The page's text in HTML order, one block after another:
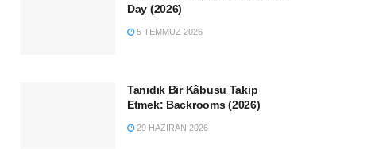
Day (2026)
5 TEMMUZ 2026
Tanıdık Bir Kâbusu Takip
Etmek: Backrooms (2026)
29 HAZIRAN 2026